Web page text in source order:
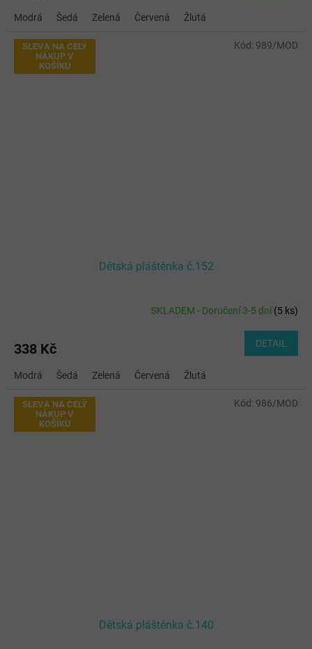
z
hvězdiček.
Modrá Šedá Zelená Červená Žlutá
SLEVA NA CELÝ
NÁKUP V
KOŠÍKU
Dětská pláštěnka č.152
SKLADEM - Doručení 3-5 dní(5 ks)
338 Kč DETAIL
Modrá Šedá Zelená Červená Žlutá
Kód: 989/MOD
SLEVA NA CELÝ
NÁKUP V
KOŠÍKU
Dětská pláštěnka č.140
Kód: 986/MOD